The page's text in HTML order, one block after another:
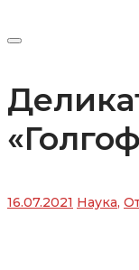
16.07.2021 Наука,